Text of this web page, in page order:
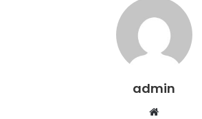
admin
Web